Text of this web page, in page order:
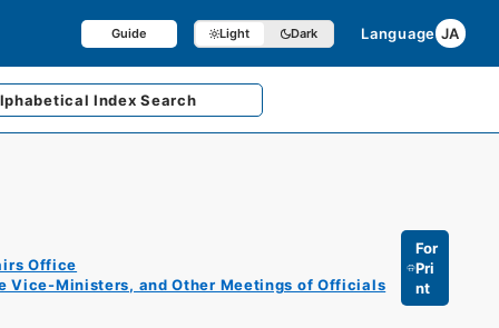
Guide Light Dark Language JA
Index Search
Office
Vice-Ministers, and Other Meetings of Officials
For
Pri
nt